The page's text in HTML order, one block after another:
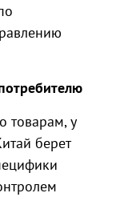
товарам, у
берет